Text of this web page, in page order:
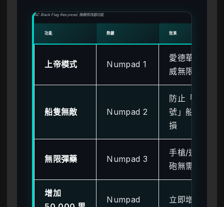
AC Black Flag Resynced 推薦修改器功能
功能 熱鍵 效果
上帝模式 Numpad 1
愛德華·肯
威無限生命
船隻無敵 Numpad 2
防止「寒鴉
號」船體受
損
無限彈藥 Numpad 3
手槍/迴旋
砲無需裝填
增加
Numpad 立即增加貨